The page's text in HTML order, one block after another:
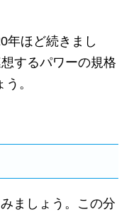
年ほど続きまし
するパワーの規格
。
ましょう。この分